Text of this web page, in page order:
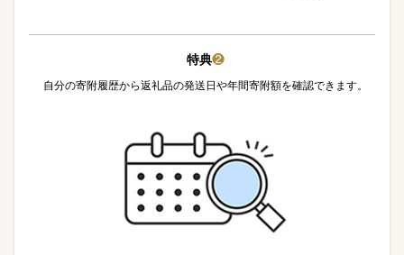
特典❷
自分の寄附履歴から返礼品の発送日や年間寄附額を確認できます。